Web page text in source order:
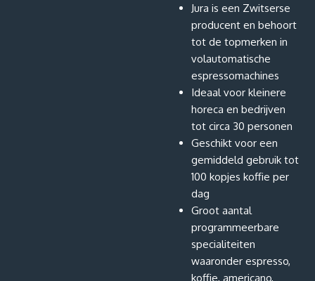
Jura is een Zwitserse
producent en behoort
tot de topmerken in
volautomatische
espressomachines
Ideaal voor kleinere
horeca en bedrijven
tot circa 30 personen
Geschikt voor een
gemiddeld gebruik tot
100 kopjes koffie per
dag
Groot aantal
programmeerbare
specialiteiten
waaronder espresso,
koffie, americano,